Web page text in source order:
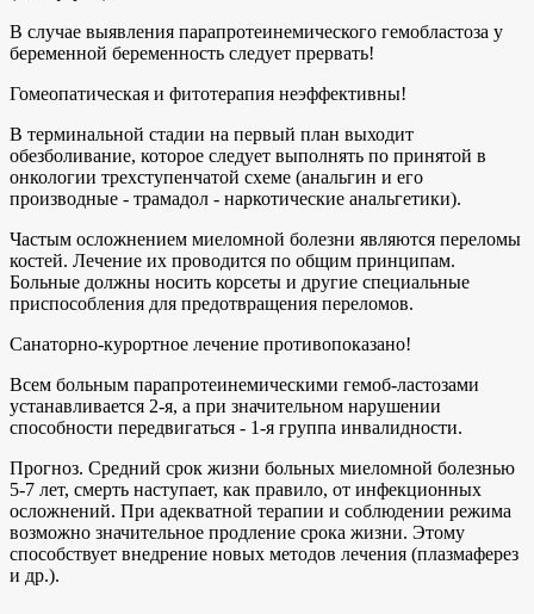
В случае выявления парапротеинемического гемобластоза у
беременной беременность следует прервать!
Гомеопатическая и фитотерапия неэффективны!
В терминальной стадии на первый план выходит
обезболивание, которое следует выполнять по принятой в
онкологии трехступенчатой схеме (анальгин и его
производные - трамадол - наркотические анальгетики).
Частым осложнением миеломной болезни являются переломы
костей. Лечение их проводится по общим принципам.
Больные должны носить корсеты и другие специальные
приспособления для предотвращения переломов.
Санаторно-курортное лечение противопоказано!
Всем больным парапротеинемическими гемоб-ластозами
устанавливается 2-я, а при значительном нарушении
способности передвигаться - 1-я группа инвалидности.
Прогноз. Средний срок жизни больных миеломной болезнью
5-7 лет, смерть наступает, как правило, от инфекционных
осложнений. При адекватной терапии и соблюдении режима
возможно значительное продление срока жизни. Этому
способствует внедрение новых методов лечения (плазмаферез
и др.).